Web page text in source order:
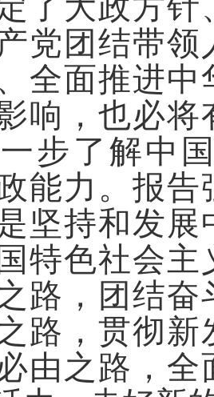
了大政方
党团结带
全面推进
响，也必
步了解中
能力。报
坚持和发
特色社会
路，团结
路，贯彻
由之路，